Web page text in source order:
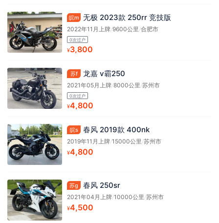
皖m 无极 2023款 250rr 竞技版
2022年11月上牌/9600公里 /合肥市
0次过户
¥3,800
苏f 龙嘉 v霸250
2021年05月上牌/8000公里 /苏州市
0次过户
¥4,800
皖s 春风 2019款 400nk
2019年11月上牌/15000公里 /苏州市
¥4,800
苏g 春风 250sr
2021年04月上牌/10000公里 /苏州市
¥4,500